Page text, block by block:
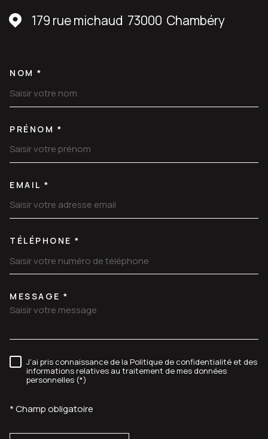
179 rue michaud 73000 Chambéry
NOM *
PRÉNOM *
EMAIL *
TÉLÉPHONE *
TRAD_MELTEM_VOREDEMANDE
MESSAGE *
RÈGLEMENTATION
J'ai pris connaissance de la Politique de confidentialité et des
informations relatives au traitement de mes données
personnelles (*)
* Champ obligatoire